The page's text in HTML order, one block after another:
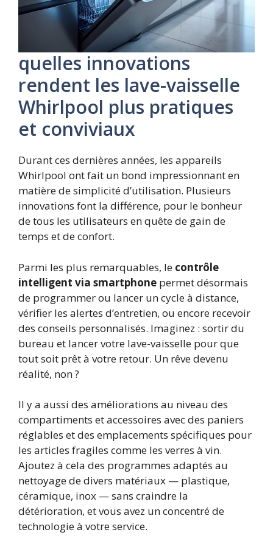
quelles innovations
rendent les lave-vaisselle
Whirlpool plus pratiques
et conviviaux
Durant ces dernières années, les appareils
Whirlpool ont fait un bond impressionnant en
matière de simplicité d’utilisation. Plusieurs
innovations font la différence, pour le bonheur
de tous les utilisateurs en quête de gain de
temps et de confort.
Parmi les plus remarquables, le contrôle
intelligent via smartphone permet désormais
de programmer ou lancer un cycle à distance,
vérifier les alertes d’entretien, ou encore recevoir
des conseils personnalisés. Imaginez : sortir du
bureau et lancer votre lave-vaisselle pour que
tout soit prêt à votre retour. Un rêve devenu
réalité, non ?
Il y a aussi des améliorations au niveau des
compartiments et accessoires avec des paniers
réglables et des emplacements spécifiques pour
les articles fragiles comme les verres à vin.
Ajoutez à cela des programmes adaptés au
nettoyage de divers matériaux — plastique,
céramique, inox — sans craindre la
détérioration, et vous avez un concentré de
technologie à votre service.